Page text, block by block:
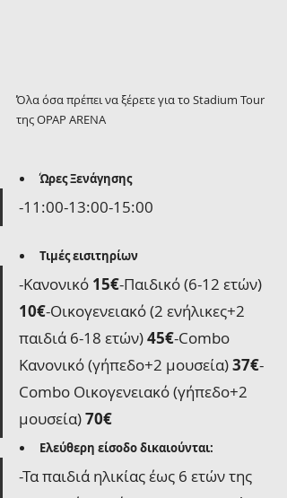
Όλα όσα πρέπει να ξέρετε για το Stadium Tour
της OPAP ARENA
Ώρες Ξενάγησης
-11:00-13:00-15:00
Τιμές εισιτηρίων
-Κανονικό 15€-Παιδικό (6-12 ετών)
10€-Οικογενειακό (2 ενήλικες+2
παιδιά 6-18 ετών) 45€-Combo
Κανονικό (γήπεδο+2 μουσεία) 37€-
Combo Οικογενειακό (γήπεδο+2
μουσεία) 70€
Ελεύθερη είσοδο δικαιούνται:
-Τα παιδιά ηλικίας έως 6 ετών της